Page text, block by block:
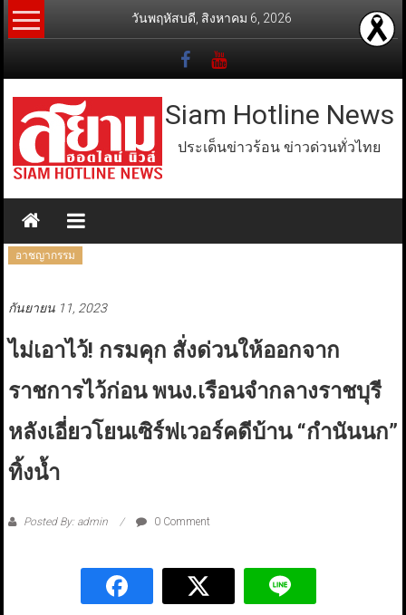
Skip
to
วันพฤหัสบดี, สิงหาคม 6, 2026
Siam Hotline News
ประเด็นข่าวร้อน ข่าวด่วนทั่วไทย
อาชญากรรม
กันยายน 11, 2023
ไม่เอาไว้! กรมคุก สั่งด่วนให้ออกจาก
ราชการไว้ก่อน พนง.เรือนจำกลางราชบุรี
หลังเอี่ยวโยนเซิร์ฟเวอร์คดีบ้าน “กำนันนก”
ทิ้งน้ำ
Posted By: admin 0 Comment